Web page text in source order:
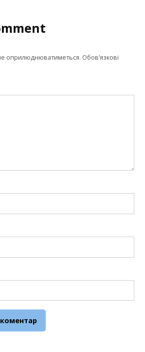
оприлюднюватиметься. Обов’язкові